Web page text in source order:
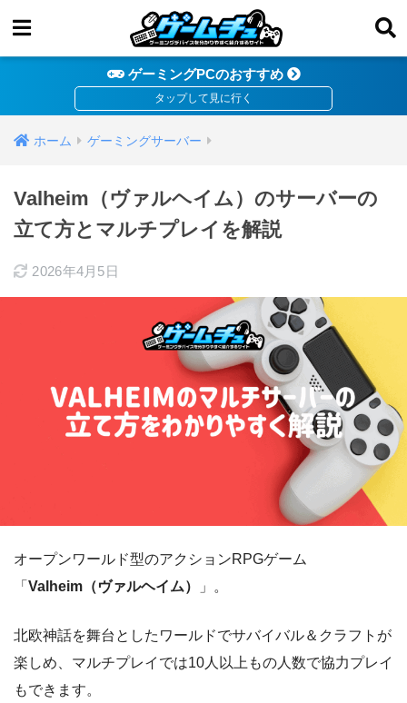
ゲーミングPCのおすすめ
ホーム ゲーミングサーバー
Valheim（ヴァルヘイム）のサーバーの
立て方とマルチプレイを解説
2026年4月5日
オープンワールド型のアクションRPGゲーム
「 Valheim（ヴァルヘイム） 」。
北欧神話を舞台としたワールドでサバイバル＆クラフトが
楽しめ、マルチプレイでは10人以上もの人数で協力プレイ
もできます。